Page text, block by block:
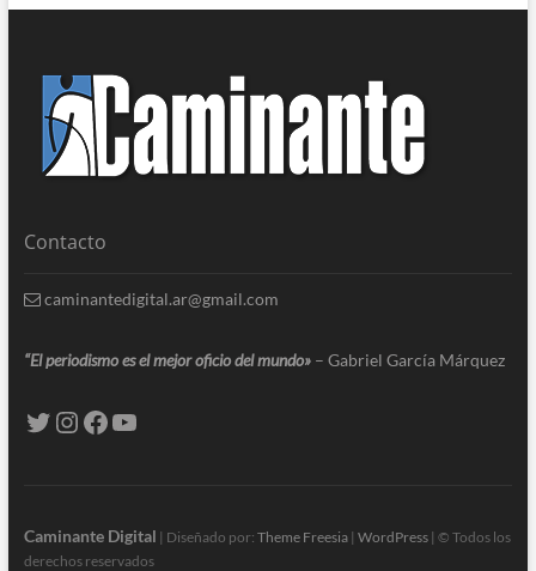
Contacto
caminantedigital.ar@gmail.com
“El periodismo es el mejor oficio del mundo» – Gabriel García Márquez
Caminante Digital | Diseñado por: Theme Freesia| WordPress| © Todos los
derechos reservados